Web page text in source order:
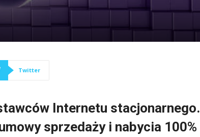
Twitter
Internetu stacjonarnego.
sprzedaży i nabycia 100%